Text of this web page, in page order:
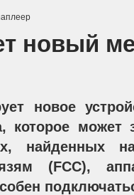
новый
новое
которое может
найденных
(FCC),